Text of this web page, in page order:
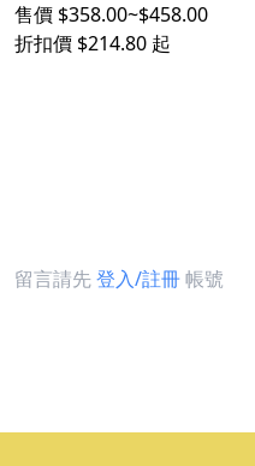
售價 $358.00~$458.00
折扣價 $214.80 起
留言請先登入/註冊帳號